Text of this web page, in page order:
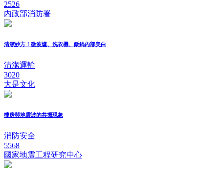
2526
內政部消防署
清潔妙方！微波爐、洗衣機、飯鍋內部美白
清潔運輸
3020
大是文化
樓房與地震波的共振現象
消防安全
5568
國家地震工程研究中心